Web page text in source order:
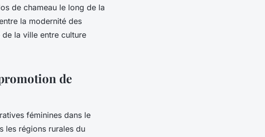
de chameau le long de la
la modernité des
la ville entre culture
de
féminines dans le
les régions rurales du